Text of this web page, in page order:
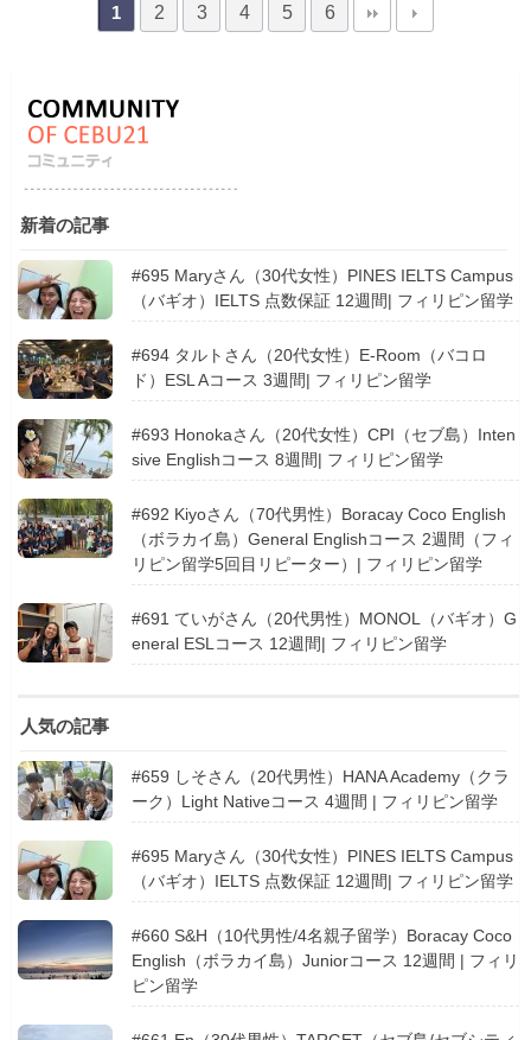
1 2 3 4 5 6
新着の記事
#695 Maryさん（30代女性）PINES IELTS Campus
（バギオ）IELTS 点数保証 12週間| フィリピン留学
#694 タルトさん（20代女性）E-Room（バコロ
ド）ESL Aコース 3週間| フィリピン留学
#693 Honokaさん（20代女性）CPI（セブ島）Inten
sive Englishコース 8週間| フィリピン留学
#692 Kiyoさん（70代男性）Boracay Coco English
（ボラカイ島）General Englishコース 2週間（フィ
リピン留学5回目リピーター）| フィリピン留学
#691 ていがさん（20代男性）MONOL（バギオ）G
eneral ESLコース 12週間| フィリピン留学
人気の記事
#659 しそさん（20代男性）HANA Academy（クラ
ーク）Light Nativeコース 4週間 | フィリピン留学
#695 Maryさん（30代女性）PINES IELTS Campus
（バギオ）IELTS 点数保証 12週間| フィリピン留学
#660 S&H（10代男性/4名親子留学）Boracay Coco
English（ボラカイ島）Juniorコース 12週間 | フィリ
ピン留学